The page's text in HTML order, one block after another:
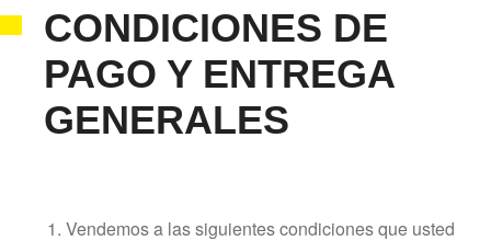
CONDICIONES DE
PAGO Y ENTREGA
GENERALES
Vendemos a las siguientes condiciones que usted